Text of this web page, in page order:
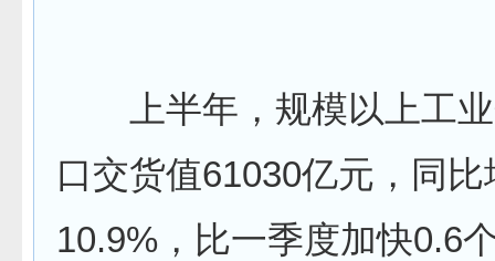
上半年，规模以上工业
口交货值61030亿元，同比
10.9%，比一季度加快0.6